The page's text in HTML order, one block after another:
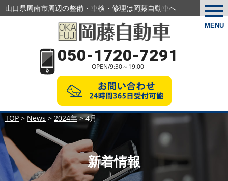
MENU
山口県周南市周辺の整備・車検・修理は岡藤自動車へ
050-1720-7291
OPEN/9:30～19:00
TOP > News > 2024年>4月
新着情報